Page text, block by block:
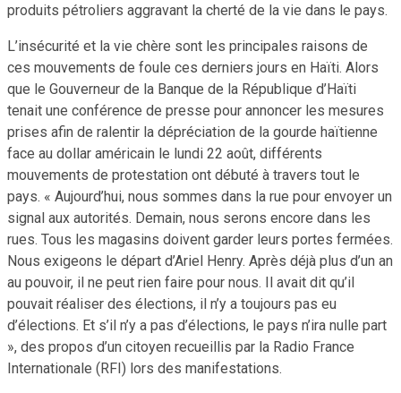
produits pétroliers aggravant la cherté de la vie dans le pays.
L’insécurité et la vie chère sont les principales raisons de
ces mouvements de foule ces derniers jours en Haïti. Alors
que le Gouverneur de la Banque de la République d’Haïti
tenait une conférence de presse pour annoncer les mesures
prises afin de ralentir la dépréciation de la gourde haïtienne
face au dollar américain le lundi 22 août, différents
mouvements de protestation ont débuté à travers tout le
pays. « Aujourd’hui, nous sommes dans la rue pour envoyer un
signal aux autorités. Demain, nous serons encore dans les
rues. Tous les magasins doivent garder leurs portes fermées.
Nous exigeons le départ d’Ariel Henry. Après déjà plus d’un an
au pouvoir, il ne peut rien faire pour nous. Il avait dit qu’il
pouvait réaliser des élections, il n’y a toujours pas eu
d’élections. Et s’il n’y a pas d’élections, le pays n’ira nulle part
», des propos d’un citoyen recueillis par la Radio France
Internationale (RFI) lors des manifestations.